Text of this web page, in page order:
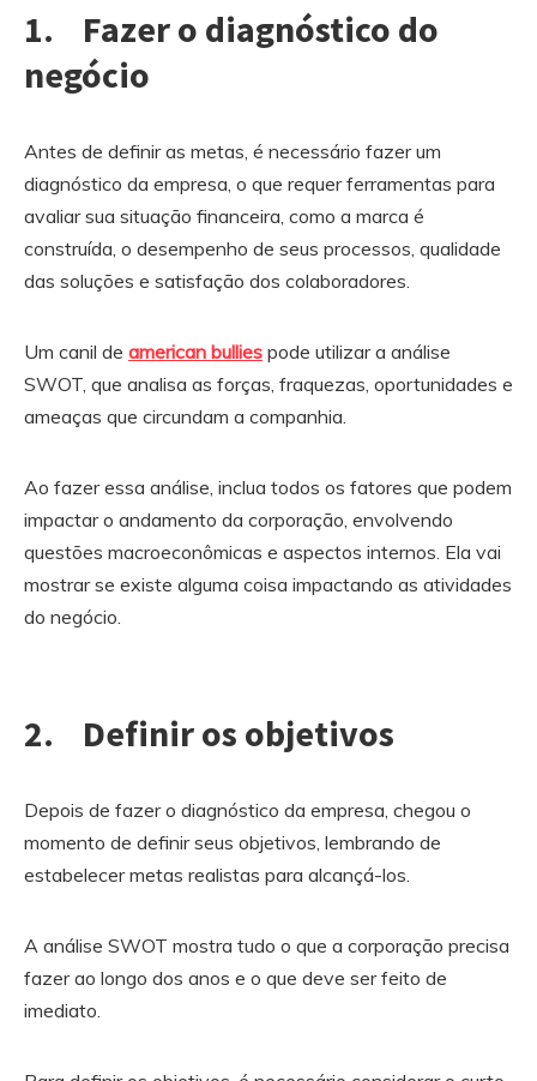
1. Fazer o diagnóstico do
negócio
Antes de definir as metas, é necessário fazer um
diagnóstico da empresa, o que requer ferramentas para
avaliar sua situação financeira, como a marca é
construída, o desempenho de seus processos, qualidade
das soluções e satisfação dos colaboradores.
Um canil de american bullies pode utilizar a análise
SWOT, que analisa as forças, fraquezas, oportunidades e
ameaças que circundam a companhia.
Ao fazer essa análise, inclua todos os fatores que podem
impactar o andamento da corporação, envolvendo
questões macroeconômicas e aspectos internos. Ela vai
mostrar se existe alguma coisa impactando as atividades
do negócio.
2. Definir os objetivos
Depois de fazer o diagnóstico da empresa, chegou o
momento de definir seus objetivos, lembrando de
estabelecer metas realistas para alcançá-los.
A análise SWOT mostra tudo o que a corporação precisa
fazer ao longo dos anos e o que deve ser feito de
imediato.